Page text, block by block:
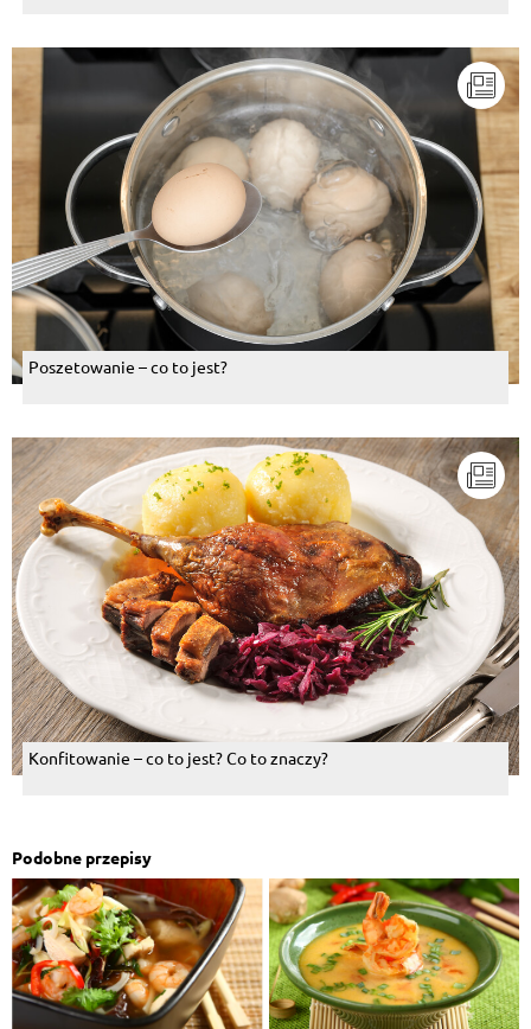
Poszetowanie – co to jest?
Konfitowanie – co to jest? Co to znaczy?
Podobne przepisy